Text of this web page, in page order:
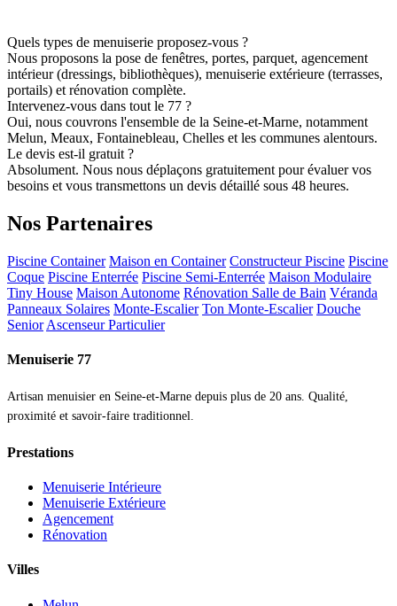
Quels types de menuiserie proposez-vous ?
Nous proposons la pose de fenêtres, portes, parquet, agencement
intérieur (dressings, bibliothèques), menuiserie extérieure (terrasses,
portails) et rénovation complète.
Intervenez-vous dans tout le 77 ?
Oui, nous couvrons l'ensemble de la Seine-et-Marne, notamment
Melun, Meaux, Fontainebleau, Chelles et les communes alentours.
Le devis est-il gratuit ?
Absolument. Nous nous déplaçons gratuitement pour évaluer vos
besoins et vous transmettons un devis détaillé sous 48 heures.
Nos Partenaires
Piscine Container Maison en Container Constructeur Piscine Piscine
Coque Piscine Enterrée Piscine Semi-Enterrée Maison Modulaire
Tiny House Maison Autonome Rénovation Salle de Bain Véranda
Panneaux Solaires Monte-Escalier Ton Monte-Escalier Douche
Senior Ascenseur Particulier
Menuiserie 77
Artisan menuisier en Seine-et-Marne depuis plus de 20 ans. Qualité,
proximité et savoir-faire traditionnel.
Prestations
Menuiserie Intérieure
Menuiserie Extérieure
Agencement
Rénovation
Villes